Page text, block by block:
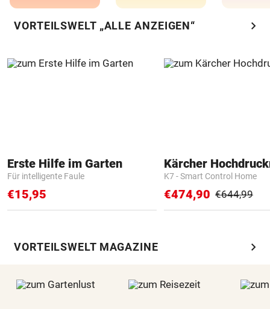
VORTEILSWELT „ALLE ANZEIGEN“ chevron_right
Erste Hilfe im Garten
Für intelligente Faule
€15,95
Kärcher
K7 - Smart Control Home
€474,90 €644,99
VORTEILSWELT MAGAZINE chevron_right